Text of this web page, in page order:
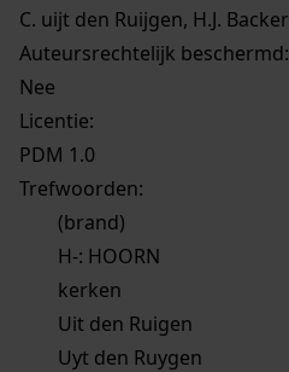
C. uijt den Ruijgen, H.J. Backer
Auteursrechtelijk beschermd:
Nee
Licentie:
PDM 1.0
Trefwoorden:
(brand)
H-: HOORN
kerken
Uit den Ruigen
Uyt den Ruygen